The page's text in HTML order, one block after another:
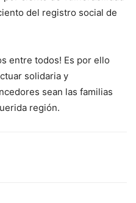
del registro social de
entre todos! Es por ello
solidaria y
sean las familias
región.